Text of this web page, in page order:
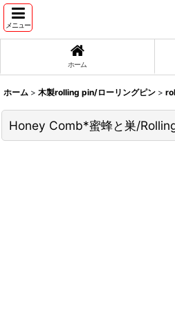
メニュー
ホーム
ホーム > 木製rolling pin/ローリングピン >
Honey Comb*蜜蜂と巣/